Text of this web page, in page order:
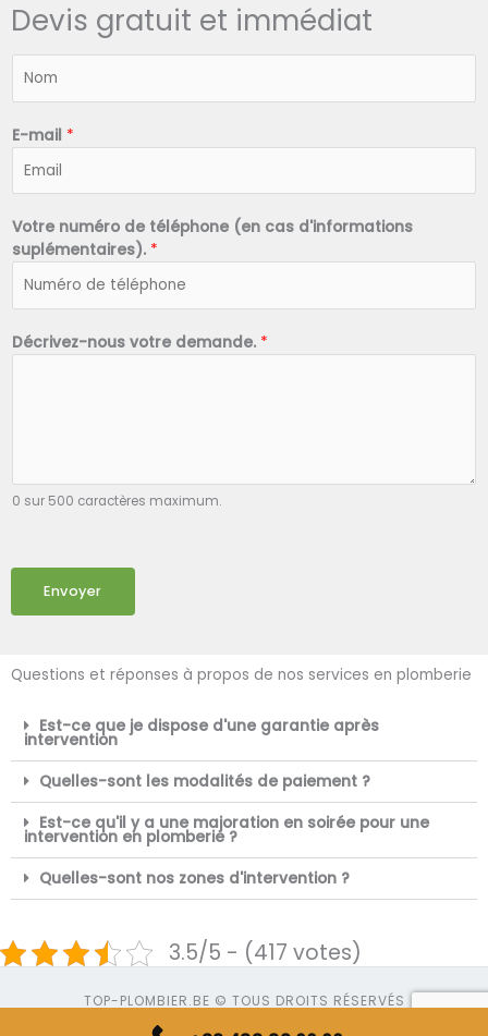
Devis gratuit et immédiat
*
E-mail *
Votre numéro de téléphone (en cas d'informations
suplémentaires). *
Décrivez-nous votre demande. *
0 sur 500 caractères maximum.
Envoyer
Questions et réponses à propos de nos services en plomberie
Est-ce que je dispose d'une garantie après
intervention
Quelles-sont les modalités de paiement ?
Est-ce qu'il y a une majoration en soirée pour une
intervention en plomberie ?
Quelles-sont nos zones d'intervention ?
3.5/5 - (417 votes)
TOP-PLOMBIER.BE © TOUS DROITS RÉSERVÉS